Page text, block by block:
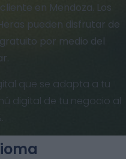
en Mendoza. Los
pueden disfrutar de
por medio del
que se adapta a tu
digital de tu negocio al